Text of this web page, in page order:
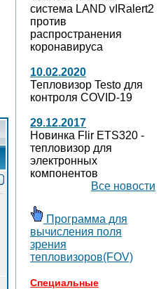
система LAND vIRalert2
против
распространения
коронавируса
10.02.2020
Тепловизор Testo для
контроля COVID-19
29.12.2017
Новинка Flir ETS320 -
тепловизор для
электронных
компонентов
Все новости
Программа для
вычисления поля
зрения
тепловизоров(FOV)
Специальные